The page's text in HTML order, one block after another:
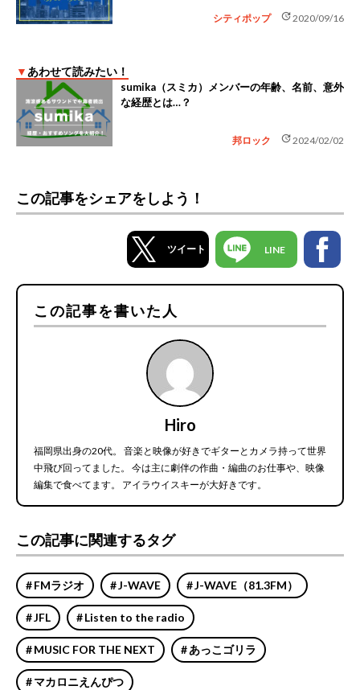
シティポップ update2020/09/16
▼ あわせて読みたい！
sumika（スミカ）メンバーの年齢、名前、意外
な経歴とは…？
邦ロック update2024/02/02
この記事をシェアをしよう！
ツイート LINE
この記事を書いた人
Hiro
福岡県出身の20代。 音楽と映像が好きでギターとカメラ持って世界
中飛び回ってました。 今は主に劇伴の作曲・編曲のお仕事や、映像
編集で食べてます。 アイラウイスキーが大好きです。
この記事に関連するタグ
FMラジオ J-WAVE J-WAVE（81.3FM）
JFL Listen to the radio
MUSIC FOR THE NEXT あっこゴリラ
マカロニえんぴつ